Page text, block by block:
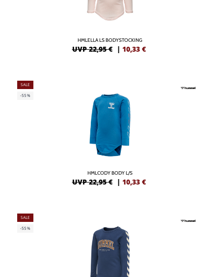
HMLELLA LS BODYSTOCKING
UVP 22,95 € | 10,33 €
SALE
-55%
HMLCODY BODY L/S
UVP 22,95 € | 10,33 €
SALE
-55%